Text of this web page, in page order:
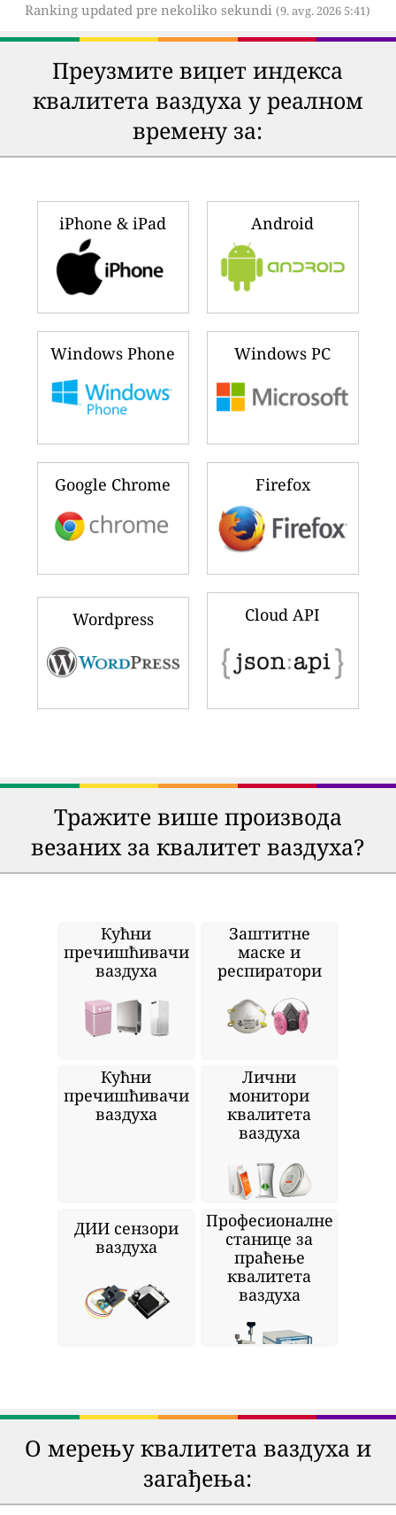
Ranking updated pre nekoliko sekundi(9. avg. 2026 5:41)
Преузмите виџет индекса
квалитета ваздуха у реалном
времену за:
iPhone & iPad Android
Windows Phone Windows PC
Google Chrome Firefox
Wordpress Cloud API
Тражите више производа
везаних за квалитет ваздуха?
Кућни
пречишћивачи
ваздуха
Заштитне
маске и
респиратори
Кућни
пречишћивачи
ваздуха
Лични
монитори
квалитета
ваздуха
ДИИ сензори
ваздуха
Професионалне
станице за
праћење
квалитета
ваздуха
О мерењу квалитета ваздуха и
загађења: